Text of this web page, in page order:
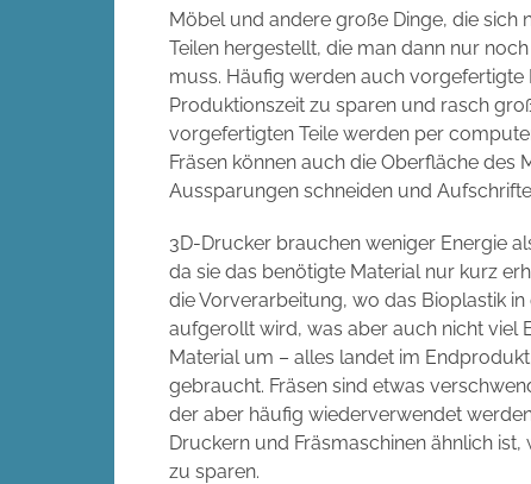
Möbel und andere große Dinge, die sich
Teilen hergestellt, die man dann nur
muss. Häufig werden auch
Produktionszeit zu sparen und rasch
vorgefertigten Teile werden per
Fräsen können auch die Oberfläche
Aussparungen schneiden und
3D-Drucker brauchen weniger Energie
da sie das benötigte Material nur kurz
die Vorverarbeitung, wo das Bioplastik
aufgerollt wird, was aber auch nicht viel
Material um – alles landet im
gebraucht. Fräsen sind etwas
der aber häufig wiederverwendet
Druckern und Fräsmaschinen ähnlich
zu sparen.